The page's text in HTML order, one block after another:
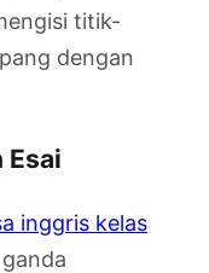
titik-
dengan
Esai
inggris kelas